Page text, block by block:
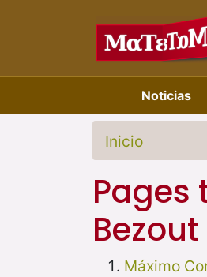
Noticias
Inicio
Pages
Bezout
Máximo